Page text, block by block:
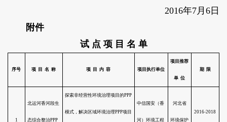
2016年7月6日
附件
试 点 项 目 名 单